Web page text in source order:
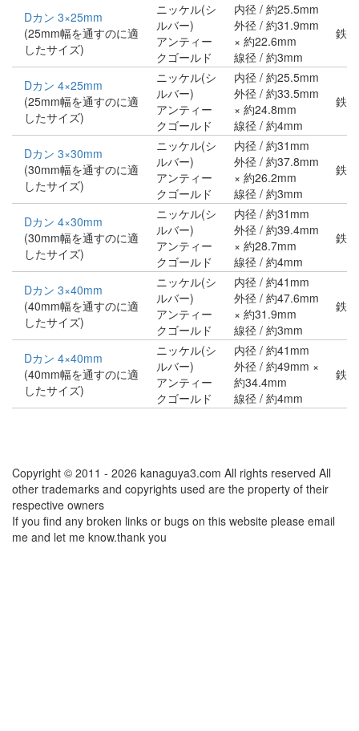
Dカン 3×25mm
(25mm幅を通すのに適
したサイズ)
ニッケル(シ
ルバー)
アンティー
クゴールド
内径 / 約25.5mm
外径 / 約31.9mm
× 約22.6mm
線径 / 約3mm
鉄
Dカン 4×25mm
(25mm幅を通すのに適
したサイズ)
ニッケル(シ
ルバー)
アンティー
クゴールド
内径 / 約25.5mm
外径 / 約33.5mm
× 約24.8mm
線径 / 約4mm
鉄
Dカン 3×30mm
(30mm幅を通すのに適
したサイズ)
ニッケル(シ
ルバー)
アンティー
クゴールド
内径 / 約31mm
外径 / 約37.8mm
× 約26.2mm
線径 / 約3mm
鉄
Dカン 4×30mm
(30mm幅を通すのに適
したサイズ)
ニッケル(シ
ルバー)
アンティー
クゴールド
内径 / 約31mm
外径 / 約39.4mm
× 約28.7mm
線径 / 約4mm
鉄
Dカン 3×40mm
(40mm幅を通すのに適
したサイズ)
ニッケル(シ
ルバー)
アンティー
クゴールド
内径 / 約41mm
外径 / 約47.6mm
× 約31.9mm
線径 / 約3mm
鉄
Dカン 4×40mm
(40mm幅を通すのに適
したサイズ)
ニッケル(シ
ルバー)
アンティー
クゴールド
内径 / 約41mm
外径 / 約49mm ×
約34.4mm
線径 / 約4mm
鉄
Copyright © 2011 - 2026 kanaguya3.com All rights reserved All
other trademarks and copyrights used are the property of their
respective owners
If you find any broken links or bugs on this website please email
me and let me know.thank you